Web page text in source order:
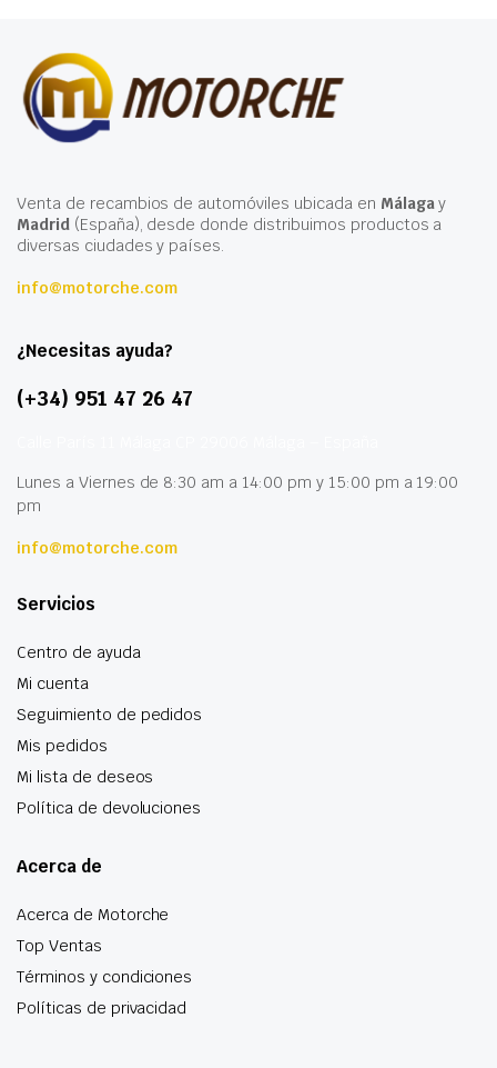
Venta de recambios de automóviles ubicada en Málagay
Madrid(España), desde donde distribuimos productos a
diversas ciudades y países.
info@motorche.com
¿Necesitas ayuda?
(+34) 951 47 26 47
Lunes a Viernes de 8:30 am a 14:00 pm y 15:00 pm a 19:00
pm
info@motorche.com
Servicios
Centro de ayuda
Mi cuenta
Seguimiento de pedidos
Mis pedidos
Mi lista de deseos
Política de devoluciones
Acerca de
Acerca de Motorche
Top Ventas
Términos y condiciones
Políticas de privacidad